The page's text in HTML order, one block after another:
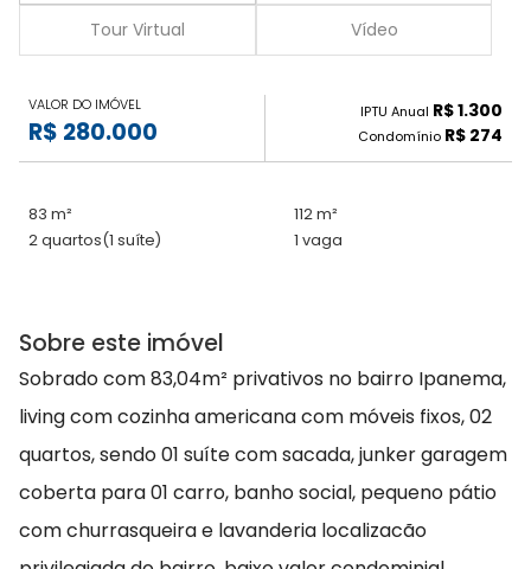
Tour Virtual Vídeo
VALOR DO IMÓVEL
R$ 280.000
IPTU Anual R$ 1.300
Condomínio R$ 274
83 m²
112 m²
2 quartos(1 suíte) 1 vaga
Sobre este imóvel
Sobrado com 83,04m² privativos no bairro Ipanema,
living com cozinha americana com móveis fixos, 02
quartos, sendo 01 suíte com sacada, junker garagem
coberta para 01 carro, banho social, pequeno pátio
com churrasqueira e lavanderia localizacão